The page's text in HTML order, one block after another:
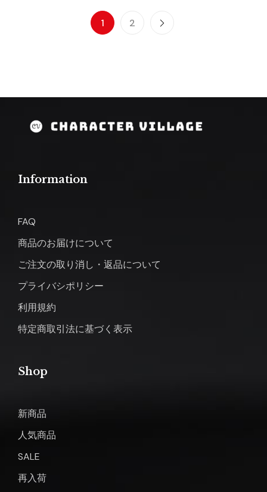
1 2
Information
FAQ
商品のお届けについて
ご注文の取り消し・返品について
プライバシポリシー
利用規約
特定商取引法に基づく表示
Shop
新商品
人気商品
SALE
再入荷